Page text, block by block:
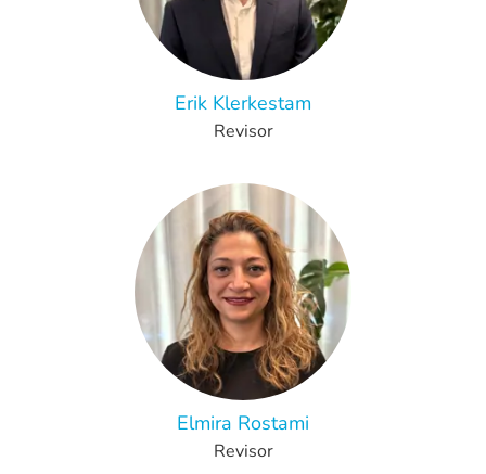
Erik Klerkestam
Revisor
Elmira Rostami
Revisor